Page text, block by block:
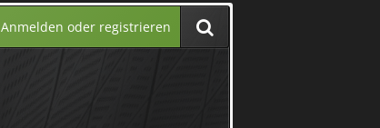
Anmelden oder registrieren